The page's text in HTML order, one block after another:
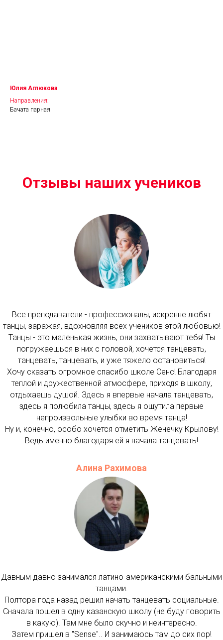
Юлия Аглюкова
Направления:
Бачата парная
Отзывы наших учеников
Все преподаватели - профессионалы, искренне любят
танцы, заражая, вдохновляя всех учеников этой любовью!
Танцы - это маленькая жизнь, они захватывают тебя! Ты
погружаешься в них с головой, хочется танцевать,
танцевать, танцевать, и уже тяжело остановиться!
Хочу сказать огромное спасибо школе Сенс! Благодаря
теплой и дружественной атмосфере, приходя в школу,
отдыхаешь душой. Здесь я впервые начала танцевать,
здесь я полюбила танцы, здесь я ощутила первые
непроизвольные улыбки во время танца!
Ну и, конечно, особо хочется отметить Женечку Крылову!
Ведь именно благодаря ей я начала танцевать!
Алина Рахимова
Давным-давно занимался латино-американскими бальными
танцами.
Полтора года назад решил начать танцевать социальные.
Сначала пошел в одну казанскую школу (не буду говорить
в какую). Там мне было скучно и неинтересно.
Затем пришел в "Sense".. И занимаюсь там до сих пор!